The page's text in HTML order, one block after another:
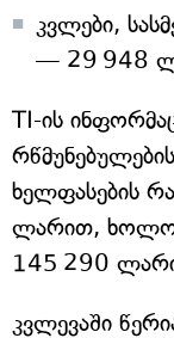
კვლები,
— 29 948
TI-ის
ხელფასების
ლარით, ხოლო
145 290
კვლევაში